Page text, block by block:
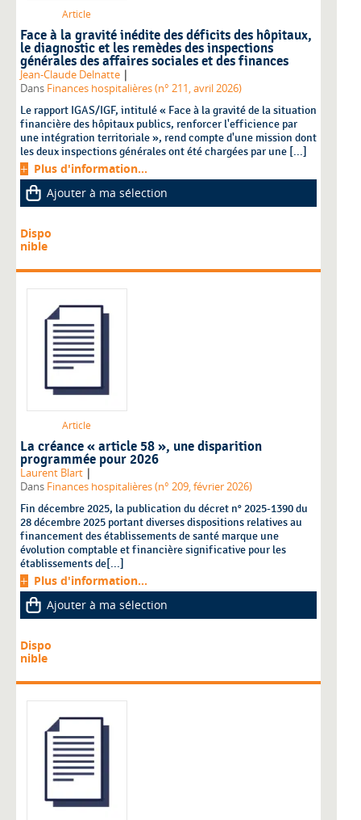
Article
Face à la gravité inédite des déficits des hôpitaux,
le diagnostic et les remèdes des inspections
générales des affaires sociales et des finances
Jean-Claude Delnatte |
Dans Finances hospitalières (n° 211, avril 2026)
Le rapport IGAS/IGF, intitulé « Face à la gravité de la situation
financière des hôpitaux publics, renforcer l'efficience par
une intégration territoriale », rend compte d'une mission dont
les deux inspections générales ont été chargées par une [...]
Plus d'information...
Ajouter à ma sélection
Dispo
nible
Article
La créance « article 58 », une disparition
programmée pour 2026
Laurent Blart |
Dans Finances hospitalières (n° 209, février 2026)
Fin décembre 2025, la publication du décret n° 2025-1390 du
28 décembre 2025 portant diverses dispositions relatives au
financement des établissements de santé marque une
évolution comptable et financière significative pour les
établissements de[...]
Plus d'information...
Ajouter à ma sélection
Dispo
nible